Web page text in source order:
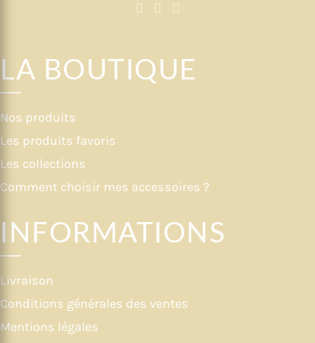
LA BOUTIQUE
Nos produits
Les produits favoris
Les collections
Comment choisir mes accessoires ?
INFORMATIONS
Livraison
Conditions générales des ventes
Mentions légales